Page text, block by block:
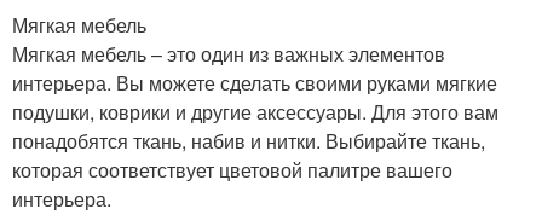
Мягкая мебель
Мягкая мебель – это один из важных элементов
интерьера. Вы можете сделать своими руками мягкие
подушки, коврики и другие аксессуары. Для этого вам
понадобятся ткань, набив и нитки. Выбирайте ткань,
которая соответствует цветовой палитре вашего
интерьера.